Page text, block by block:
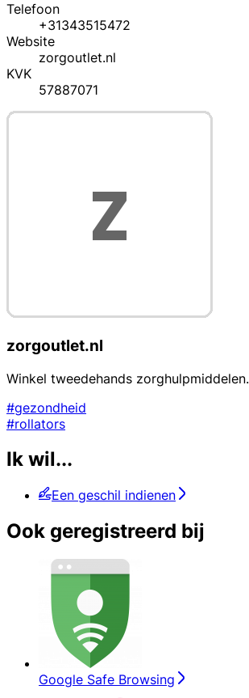
Telefoon
+31343515472
Website
zorgoutlet.nl
KVK
57887071
zorgoutlet.nl
Winkel tweedehands zorghulpmiddelen.
#gezondheid
#rollators
Ik wil...
Een geschil indienen
Ook geregistreerd bij
Google Safe Browsing